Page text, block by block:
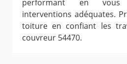
performant en
interventions adéquates.
toiture en confiant les
couvreur 54470.